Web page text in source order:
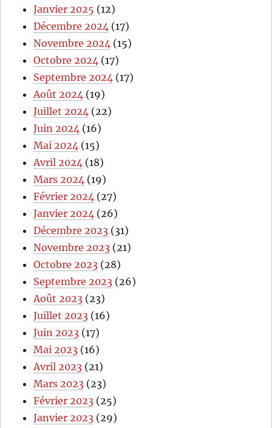
Janvier 2025 (12)
Décembre 2024 (17)
Novembre 2024 (15)
Octobre 2024 (17)
Septembre 2024 (17)
Août 2024 (19)
Juillet 2024 (22)
Juin 2024 (16)
Mai 2024 (15)
Avril 2024 (18)
Mars 2024 (19)
Février 2024 (27)
Janvier 2024 (26)
Décembre 2023 (31)
Novembre 2023 (21)
Octobre 2023 (28)
Septembre 2023 (26)
Août 2023 (23)
Juillet 2023 (16)
Juin 2023 (17)
Mai 2023 (16)
Avril 2023 (21)
Mars 2023 (23)
Février 2023 (25)
Janvier 2023 (29)